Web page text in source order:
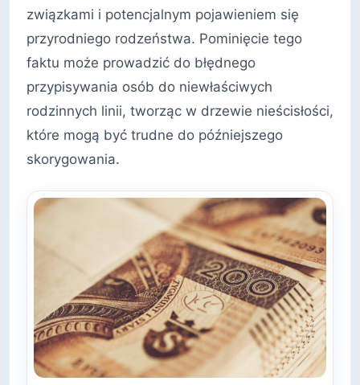
związkami i potencjalnym pojawieniem się
przyrodniego rodzeństwa. Pominięcie tego
faktu może prowadzić do błędnego
przypisywania osób do niewłaściwych
rodzinnych linii, tworząc w drzewie nieścisłości,
które mogą być trudne do późniejszego
skorygowania.